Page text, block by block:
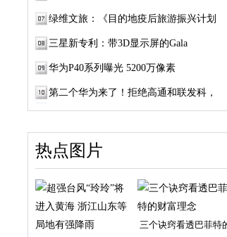
绿维文旅：《目的地疫后旅游振兴计划
三星新专利：带3D显示屏的Gala
华为P40系列曝光 5200万像素
第二个华为来了！拒绝高通和联发科，
热点图片
三个诀窍看透巴菲特